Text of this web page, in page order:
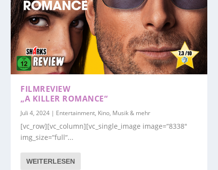
FILMREVIEW
„A KILLER ROMANCE“
Juli 4, 2024 | Entertainment, Kino, Musik & mehr
[vc_row][vc_column][vc_single_image image=“8338″
img_size=“full“...
WEITERLESEN